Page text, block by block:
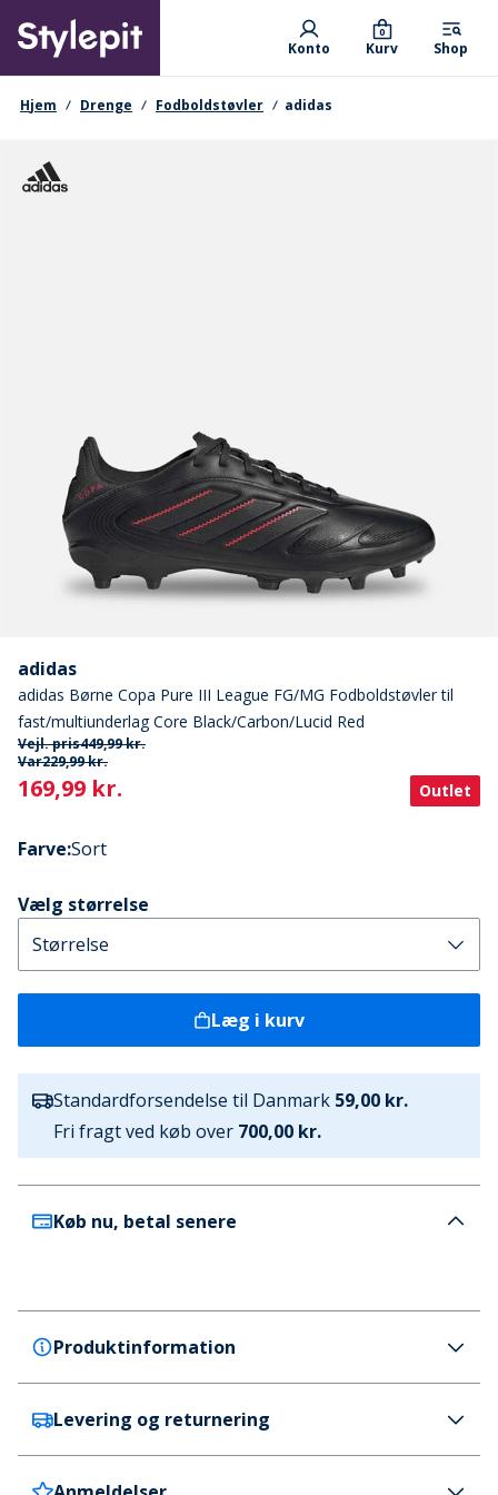
main
content
Primary departments
Konto Kurv
0
Shop
navigationssti
Hjem Drenge Fodboldstøvler adidas
adidas
adidas Børne Copa Pure III League FG/MG Fodboldstøvler til
fast/multiunderlag Core Black/Carbon/Lucid Red
Vejl. pris449,99 kr.
Var229,99 kr.
Current
169,99 kr. Outlet
Farve:Sort
Vælg størrelse
Læg i kurv
Standardforsendelse til Danmark 59,00 kr.
Fri fragt ved køb over 700,00 kr.
Køb nu, betal senere
Produktinformation
adidas
adidas Børne Copa Pure III League FG/MG
Fodboldstøvler til fast/multiunderlag Core
Levering og returnering